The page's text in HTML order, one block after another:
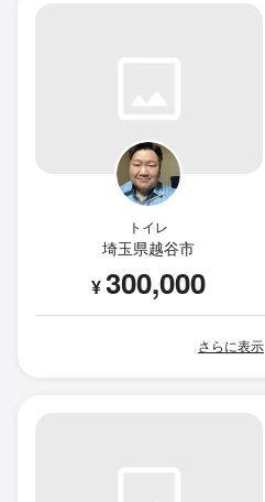
トイレ
埼玉県越谷市
¥300,000
さらに表示